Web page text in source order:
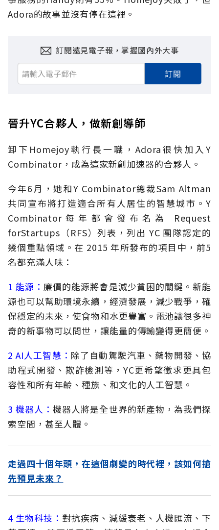
Adora的故事並沒有停在這裡。
訂閱遠見電子報，掌握國內外大事
訂閱
晉升YC合夥人，做新創導師
卸下Homejoy執行長一職，Adora很快加入Y
Combinator，成為這家新創加速器的合夥人。
今年6月，她和Y Combinator總裁Sam Altman
共同宣布將打造適合所有人居住的智慧城市。Y
Combinator每年都會發布名為 Request
forStartups（RFS）列表，列出 YC 團隊認定的
幾個重點領域。在 2015 年所發布的項目中，前5
名都充滿人味：
1 能源： 廉價的能源將會是減少貧困的關鍵。新能
源也可以幫助環境永續，經濟發展，減少戰爭，確
保穩定的未來，使食物和水更豐富。電池讓很多神
奇的新事物可以問世，讓能量的傳輸變得更簡便。
2 AI人工智慧： 除了自動駕駛汽車、藥物開發、協
助程式開發、欺詐檢測等，YC更希望徵求更具包
容性和所有年齡、種族、和文化的人工智慧。
3 機器人：機器人將是全世界的新產物，為我們探
索空間，甚至人體。
走過四十個年頭，在這個劇變的時代裡，該如何搶
先預見未來？
4 生物科技： 對抗疾病、減緩衰老、人機匯流、下